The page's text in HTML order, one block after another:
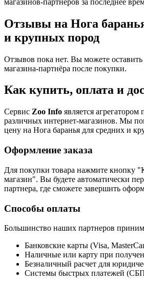
Отзывы на Нога
и крупных пород
Отзывов пока нет. Вы можете оставить
магазина-партнёра после покупки.
Как купить, оплата и
Сервис Zoo Info является
различных интернет-магазинов. Мы
цену на Нога баранья для средних и
Оформление заказа
Для покупки товара нажмите кнопку
магазин". Вы будете автоматически
партнера, где сможете завершить
Способы оплаты
Большинство наших партнеров
Банковские карты (Visa,
Наличные или карту при
Безналичный расчет для
Системы быстрых платежей